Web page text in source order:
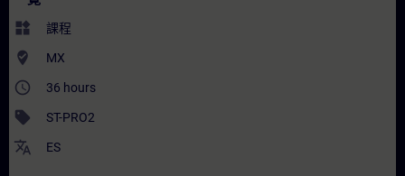
widgets 課程
where_to_vote MX
access_time 36 hours
sell ST-PRO2
translate ES